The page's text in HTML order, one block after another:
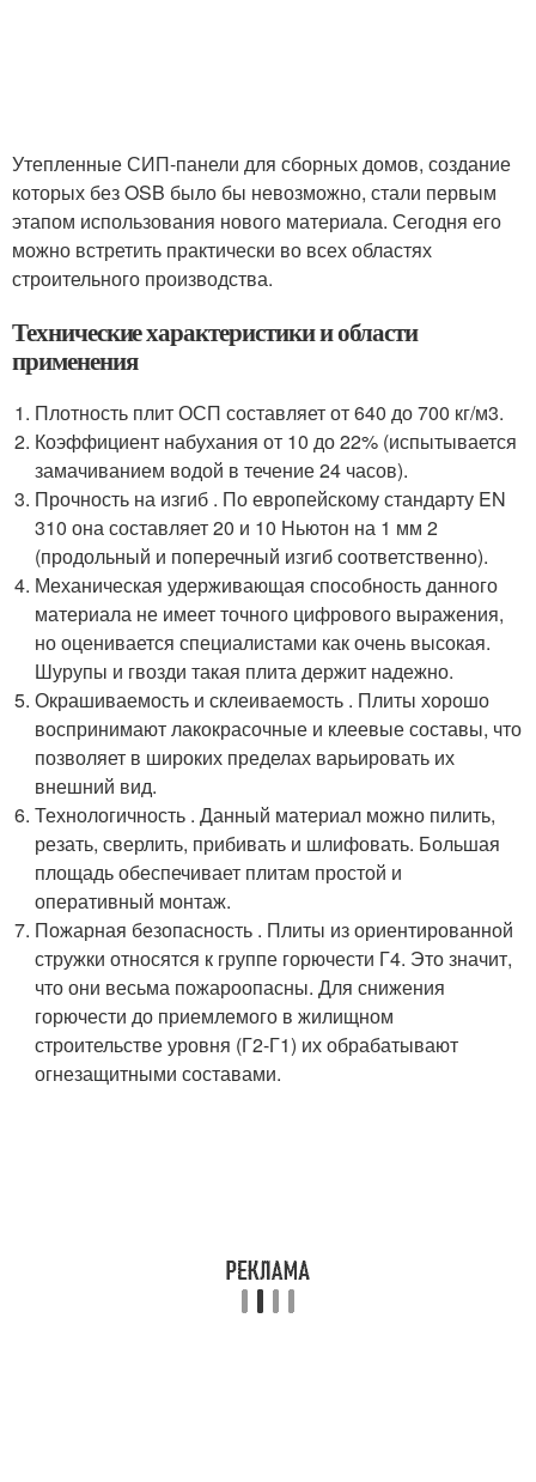
Утепленные СИП-панели для сборных домов, создание
которых без OSB было бы невозможно, стали первым
этапом использования нового материала. Сегодня его
можно встретить практически во всех областях
строительного производства.
Технические характеристики и области
применения
Плотность плит ОСП составляет от 640 до 700 кг/м3.
Коэффициент набухания от 10 до 22% (испытывается
замачиванием водой в течение 24 часов).
Прочность на изгиб . По европейскому стандарту EN
310 она составляет 20 и 10 Ньютон на 1 мм 2
(продольный и поперечный изгиб соответственно).
Механическая удерживающая способность данного
материала не имеет точного цифрового выражения,
но оценивается специалистами как очень высокая.
Шурупы и гвозди такая плита держит надежно.
Окрашиваемость и склеиваемость . Плиты хорошо
воспринимают лакокрасочные и клеевые составы, что
позволяет в широких пределах варьировать их
внешний вид.
Технологичность . Данный материал можно пилить,
резать, сверлить, прибивать и шлифовать. Большая
площадь обеспечивает плитам простой и
оперативный монтаж.
Пожарная безопасность . Плиты из ориентированной
стружки относятся к группе горючести Г4. Это значит,
что они весьма пожароопасны. Для снижения
горючести до приемлемого в жилищном
строительстве уровня (Г2-Г1) их обрабатывают
огнезащитными составами.